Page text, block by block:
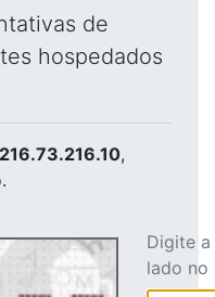
de
hospedados
216.73.216.10,
Digite
lado no